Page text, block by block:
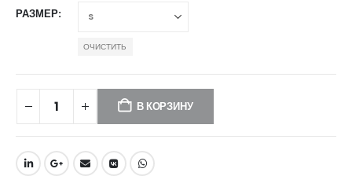
РАЗМЕР
ОЧИСТИТЬ
В КОРЗИНУ